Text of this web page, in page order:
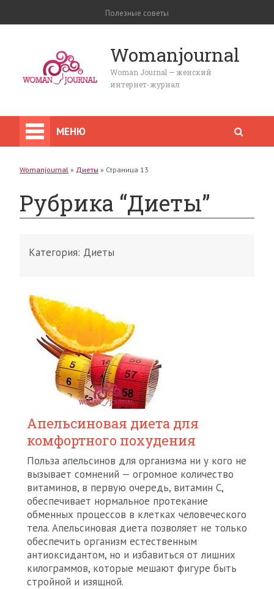
Полезные советы
Womanjournal
Woman Journal — женский
интернет-журнал
МЕНЮ
Womanjournal » Диеты » Страница 13
Рубрика “Диеты”
Категория: Диеты
Апельсиновая диета для
комфортного похудения
Польза апельсинов для организма ни у кого не
вызывает сомнений — огромное количество
витаминов, в первую очередь, витамин С,
обеспечивает нормальное протекание
обменных процессов в клетках человеческого
тела. Апельсиновая диета позволяет не только
обеспечить организм естественным
антиоксидантом, но и избавиться от лишних
килограммов, которые мешают фигуре быть
стройной и изящной.